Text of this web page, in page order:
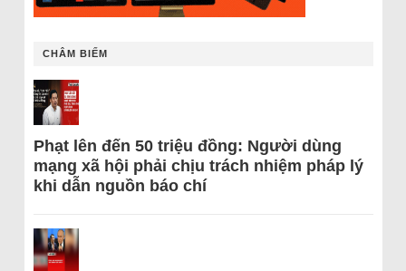
CHÂM BIẾM
Phạt lên đến 50 triệu đồng: Người dùng
mạng xã hội phải chịu trách nhiệm pháp lý
khi dẫn nguồn báo chí